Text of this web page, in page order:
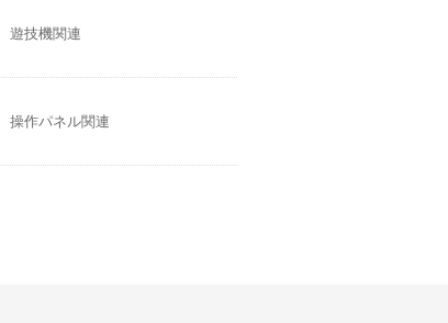
遊技機関連
操作パネル関連